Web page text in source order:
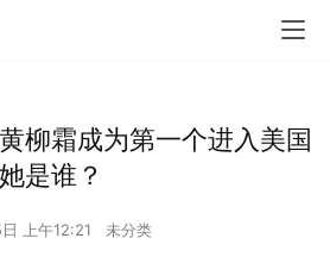
柳霜成为第一个进入美国
是谁？
上午12:21 未分类